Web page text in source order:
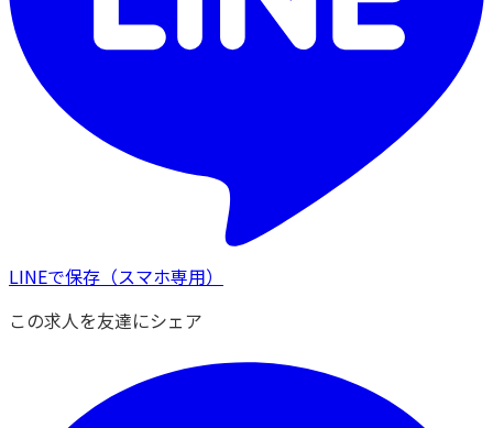
LINEで保存 （スマホ専用）
この求人を友達にシェア